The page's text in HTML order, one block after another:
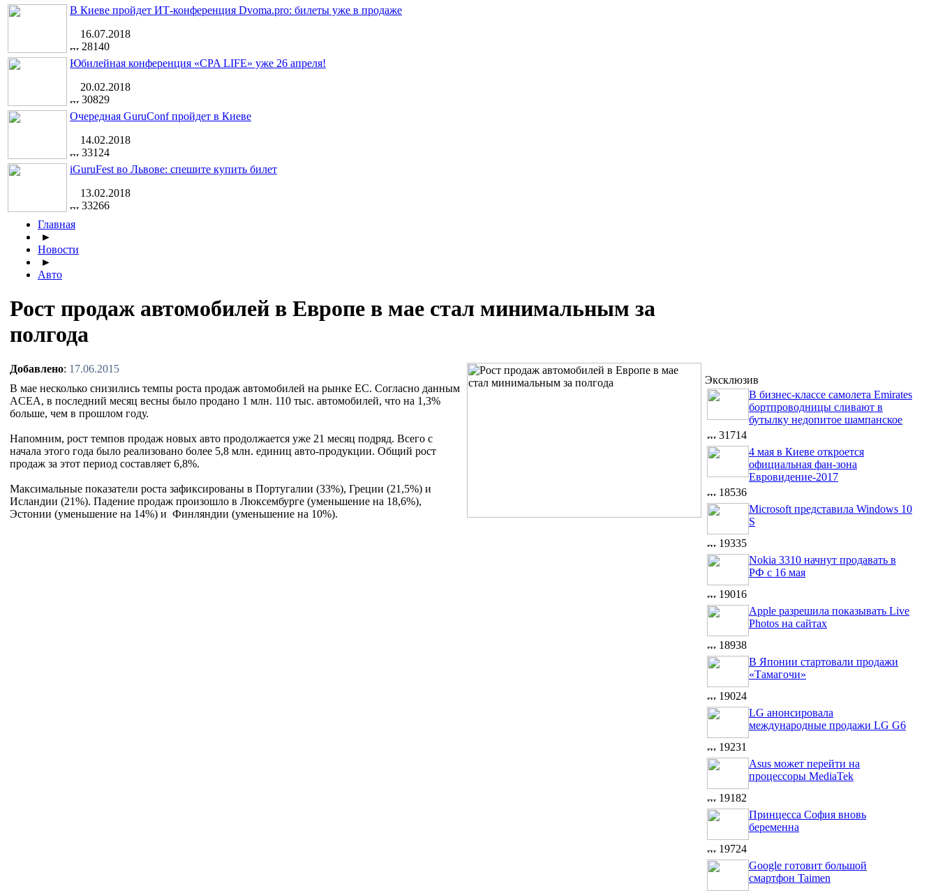
В Киеве пройдет ИТ-конференция Dvoma.pro: билеты уже в продаже
16.07.2018
28140
Юбилейная конференция «CPA LIFE» уже 26 апреля!
20.02.2018
30829
Очередная GuruConf пройдет в Киеве
14.02.2018
33124
iGuruFest во Львове: спешите купить билет
13.02.2018
33266
Главная
►
Новости
►
Авто
Рост продаж автомобилей в Европе в мае стал минимальным за
полгода
Добавлено: 17.06.2015
В мае несколько снизились темпы роста продаж автомобилей на рынке ЕС. Согласно данным
ACEA, в последний месяц весны было продано 1 млн. 110 тыс. автомобилей, что на 1,3%
больше, чем в прошлом году.
Напомним, рост темпов продаж новых авто продолжается уже 21 месяц подряд. Всего с
начала этого года было реализовано более 5,8 млн. единиц авто-продукции. Общий рост
продаж за этот период составляет 6,8%.
Максимальные показатели роста зафиксированы в Португалии (33%), Греции (21,5%) и
Исландии (21%). Падение продаж произошло в Люксембурге (уменьшение на 18,6%),
Эстонии (уменьшение на 14%) и Финляндии (уменьшение на 10%).
Эксклюзив
В бизнес-классе самолета Emirates
бортпроводницы сливают в
бутылку недопитое шампанское
31714
4 мая в Киеве откроется
официальная фан-зона
Евровидение-2017
18536
Microsoft представила Windows 10
S
19335
Nokia 3310 начнут продавать в
РФ с 16 мая
19016
Apple разрешила показывать Live
Photos на сайтах
18938
В Японии стартовали продажи
«Тамагочи»
19024
LG анонсировала
международные продажи LG G6
19231
Asus может перейти на
процессоры MediaTek
19182
Принцесса София вновь
беременна
19724
Google готовит большой
смартфон Taimen